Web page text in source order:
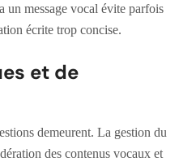
un message vocal évite parfois
écrite trop concise.
et de
demeurent. La gestion du
des contenus vocaux et